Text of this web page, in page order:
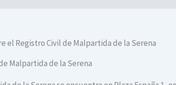
el Registro Civil de Malpartida de la Serena
Malpartida de la Serena